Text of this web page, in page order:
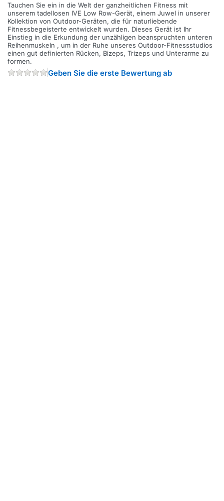
Tauchen Sie ein in die Welt der ganzheitlichen Fitness mit
unserem tadellosen IVE Low Row-Gerät, einem Juwel in unserer
Kollektion von Outdoor-Geräten, die für naturliebende
Fitnessbegeisterte entwickelt wurden. Dieses Gerät ist Ihr
Einstieg in die Erkundung der unzähligen beanspruchten unteren
Reihenmuskeln , um in der Ruhe unseres Outdoor-Fitnessstudios
einen gut definierten Rücken, Bizeps, Trizeps und Unterarme zu
formen.
Geben Sie die erste Bewertung ab